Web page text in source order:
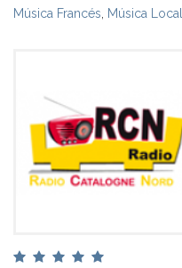
Música Francés Música Local